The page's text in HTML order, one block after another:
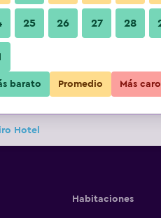
$82
Hotel
Habitaciones
25 26 27 28
barato Promedio Más caro